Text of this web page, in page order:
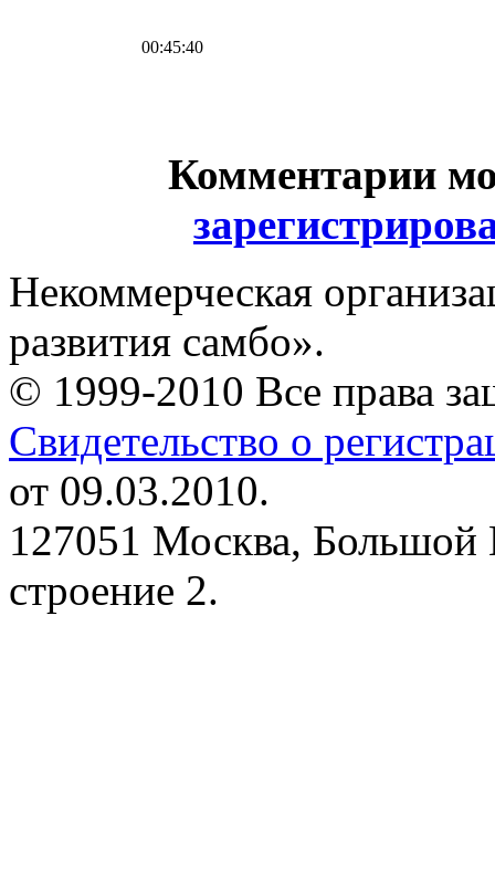
00:45:40
Комментарии
Некоммерческая
развития самбо».
© 1999-2010 Все права
Свидетельство о
от 09.03.2010.
127051 Москва, Большой
строение 2.